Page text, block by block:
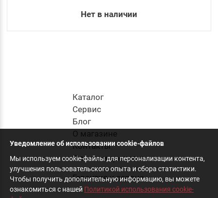
Нет в наличии
Каталог
Cервис
Блог
О магазине
Контакты
Оплата и доставка
Гарантия и сервис
Уведомление об использовании cookie-файлов
Мы используем cookie-файлы для персонализации контента,
улучшения пользовательского опыта и сбора статистики.
Чтобы получить дополнительную информацию, вы можете
ознакомиться с нашей Политикой использования cookie-